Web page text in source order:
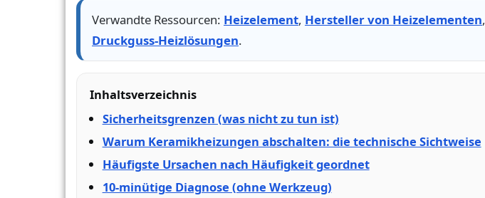
Verwandte Ressourcen: Heizelement, Hersteller von Heizelementen,
Druckguss-Heizlösungen.
Inhaltsverzeichnis
Sicherheitsgrenzen (was nicht zu tun ist)
Warum Keramikheizungen abschalten: die technische Sichtweise
Häufigste Ursachen nach Häufigkeit geordnet
10-minütige Diagnose (ohne Werkzeug)